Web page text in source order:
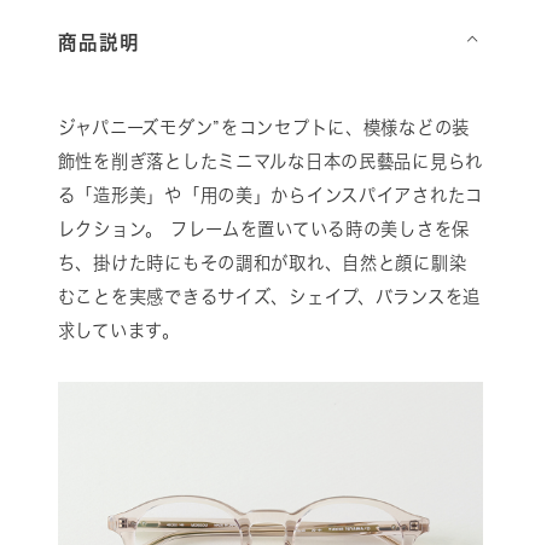
商品説明 ⌵
ジャパニーズモダン”をコンセプトに、模様などの装
飾性を削ぎ落としたミニマルな日本の民藝品に見られ
る「造形美」や「用の美」からインスパイアされたコ
レクション。 フレームを置いている時の美しさを保
ち、掛けた時にもその調和が取れ、自然と顔に馴染
むことを実感できるサイズ、シェイプ、バランスを追
求しています。